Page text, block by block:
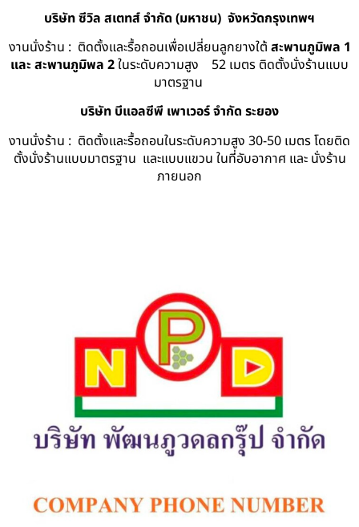
บริษัท ซีวิล สเตทส์ จำกัด (มหาชน) จังหวัดกรุงเทพฯ
งานนั่งร้าน : ติดตั้งและรื้อถอนเพื่อเปลี่ยนลูกยางใต้ สะพานภูมิพล 1
และ สะพานภูมิพล 2ในระดับความสูง 52 เมตร ติดตั้งนั่งร้านแบบ
มาตรฐาน
บริษัท บีแอลซีพี เพาเวอร์ จำกัด ระยอง
งานนั่งร้าน : ติดตั้งและรื้อถอนในระดับความสูง 30-50 เมตร โดยติด
ตั้งนั่งร้านแบบมาตรฐาน และแบบแขวน ในที่อับอากาศ และ นั่งร้าน
ภายนอก